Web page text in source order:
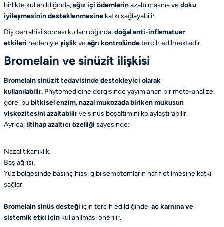
birlikte kullanıldığında,ağız içi ödemlerinazaltılmasına vedoku
iyileşmesinin desteklenmesine katkı sağlayabilir.
Diş cerrahisi sonrası kullanıldığında,doğal anti-inflamatuar
etkileri nedeniyleşişlikveağrı kontrolündetercih edilmektedir.
Bromelain ve sinüzit ilişkisi
Bromelain sinüzit tedavisinde destekleyici olarak
kullanılabilir. Phytomedicinedergisinde yayımlanan bir meta-analize
göre, bu bitkisel enzim,nazal mukozada biriken mukusun
viskozitesini azaltabilirve sinüs boşaltımını kolaylaştırabilir.
Ayrıca,iltihap azaltıcı özelliği sayesinde:
Nazal tıkanıklık,
Baş ağrısı,
Yüz bölgesinde basınç hissi gibi semptomların hafifletilmesine katkı
sağlar.
Bromelain sinüs desteği için tercih edildiğinde,aç karnına ve
sistemik etki için kullanılması önerilir.